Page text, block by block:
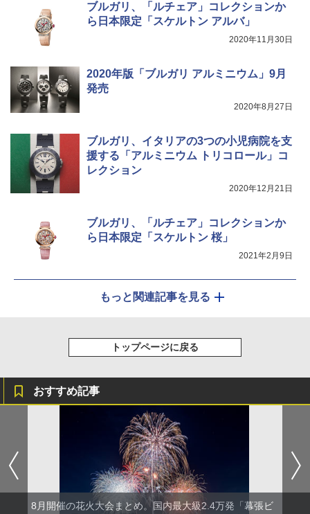
DEWEL パラソル 大型 ビーチ アウトドアパ
ラソル ガーデン サイトシート付 折りたたみ
防水 UVカット 4段階高さ調整 軽量 収納袋付
￥6,459
可能 安全ロック付き 高安全性 金属製耐久 コ
ンパクト多機能設計 持ち運び便利 アウトド
ア/オフィス/教育現場/展示会用 緑
ブルガリ、「ルチェア」コレクションか
ら日本限定「スケルトン アルバ」
2020年11月30日
2020年版「ブルガリ アルミニウム」9月
発売
2020年8月27日
ブルガリ、イタリアの3つの小児病院を支
援する「アルミニウム トリコロール」コ
レクション
2020年12月21日
ブルガリ、「ルチェア」コレクションか
ら日本限定「スケルトン 桜」
2021年2月9日
もっと関連記事を見る
トップページに戻る
おすすめ記事
8月開催の花火大会まとめ。国内最大級2.4万発「幕張ビ